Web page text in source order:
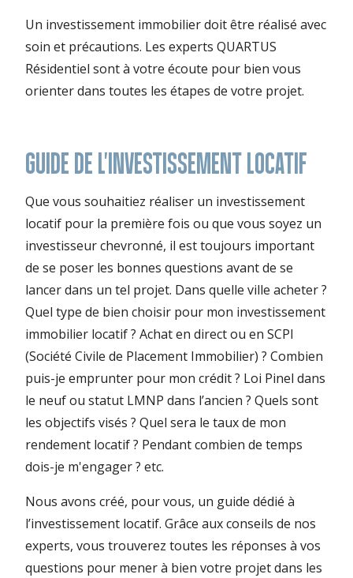
Un investissement immobilier doit être réalisé avec
soin et précautions. Les experts QUARTUS
Résidentiel sont à votre écoute pour bien vous
orienter dans toutes les étapes de votre projet.
GUIDE DE L'INVESTISSEMENT LOCATIF
Que vous souhaitiez réaliser un investissement
locatif pour la première fois ou que vous soyez un
investisseur chevronné, il est toujours important
de se poser les bonnes questions avant de se
lancer dans un tel projet. Dans quelle ville acheter ?
Quel type de bien choisir pour mon investissement
immobilier locatif ? Achat en direct ou en SCPI
(Société Civile de Placement Immobilier) ? Combien
puis-je emprunter pour mon crédit ? Loi Pinel dans
le neuf ou statut LMNP dans l’ancien ? Quels sont
les objectifs visés ? Quel sera le taux de mon
rendement locatif ? Pendant combien de temps
dois-je m'engager ? etc.
Nous avons créé, pour vous, un guide dédié à
l’investissement locatif. Grâce aux conseils de nos
experts, vous trouverez toutes les réponses à vos
questions pour mener à bien votre projet dans les